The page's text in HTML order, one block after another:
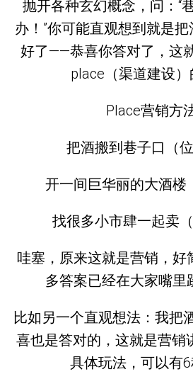
抛开各种玄幻概念，问：“
办！”你可能直观想到就是
好了——恭喜你答对了，这
place（渠道建设）
Place营销方
把酒搬到巷子口（位
开一间巨华丽的大酒楼
找很多小市肆一起卖（
哇塞，原来这就是营销，好
多答案已经在大家嘴里
比如另一个直观想法：我把
喜也是答对的，这就是营销
具体玩法，可以有6